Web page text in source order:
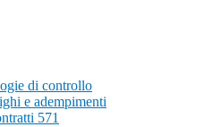
di controllo
e adempimenti
571